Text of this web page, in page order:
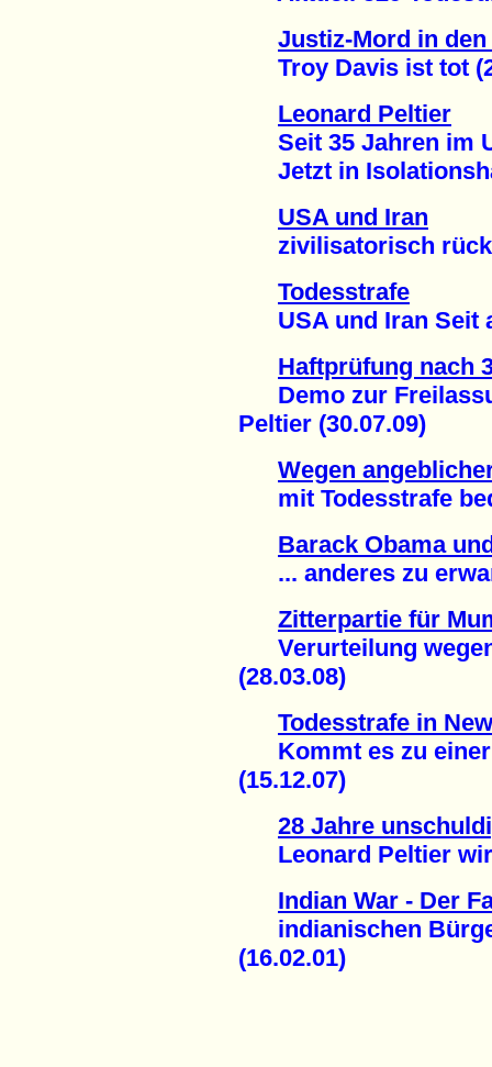
Justiz-Mord in den
Troy Davis ist tot
Leonard Peltier
Seit 35 Jahren im
Jetzt in
USA und Iran
zivilisatorisch
Todesstrafe
USA und Iran Seit
Haftprüfung nach
Demo zur
Peltier (30.07.09)
Wegen
mit Todesstrafe
Barack Obama
... anderes zu
Zitterpartie für
Verurteilung
(28.03.08)
Todesstrafe in
Kommt es zu einer
(15.12.07)
28 Jahre
Leonard Peltier
Indian War - Der
indianischen
(16.02.01)